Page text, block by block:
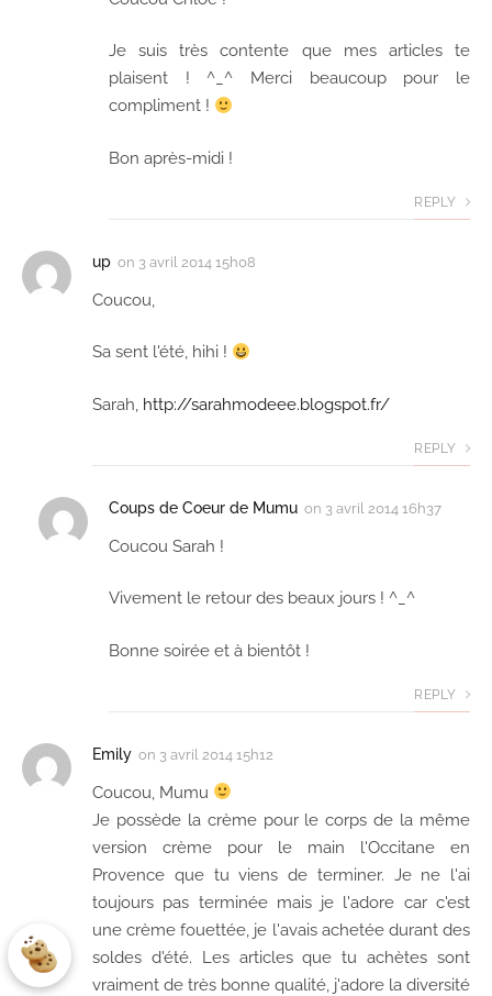
Je suis très contente que mes articles te
plaisent ! ^_^ Merci beaucoup pour le
compliment !
Bon après-midi !
REPLY
up on 3 avril 2014 15h08
Coucou,
Sa sent l'été, hihi !
Sarah, http://sarahmodeee.blogspot.fr/
REPLY
Coups de Coeur de Mumu on 3 avril 2014 16h37
Coucou Sarah !
Vivement le retour des beaux jours ! ^_^
Bonne soirée et à bientôt !
REPLY
Emily on 3 avril 2014 15h12
Coucou, Mumu
Je possède la crème pour le corps de la même
version crème pour le main l'Occitane en
Provence que tu viens de terminer. Je ne l'ai
toujours pas terminée mais je l'adore car c'est
une crème fouettée, je l'avais achetée durant des
soldes d'été. Les articles que tu achètes sont
vraiment de très bonne qualité, j'adore la diversité